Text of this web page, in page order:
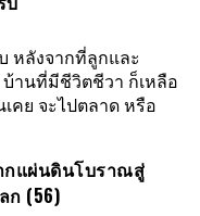
หลังจากที่ลูกและ
านที่มีชีวิตชีวา ก็เหลือ
คย จะไปตลาด หรือ
กแผ่นดินโบราณสู่
(56)